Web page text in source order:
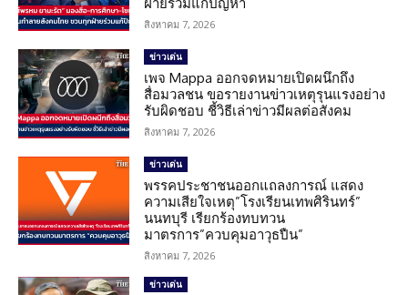
สิงหาคม 7, 2026
ข่าวเด่น
เพจ Mappa ออกจดหมายเปิดผนึกถึง
สื่อมวลชน ขอรายงานข่าวเหตุรุนแรงอย่าง
รับผิดชอบ ชี้วิธีเล่าข่าวมีผลต่อสังคม
สิงหาคม 7, 2026
ข่าวเด่น
พรรคประชาชนออกแถลงการณ์ แสดง
ความเสียใจเหตุ”โรงเรียนเทพศิรินทร์”
นนทบุรี เรียกร้องทบทวน
มาตรการ”ควบคุมอาวุธปืน”
สิงหาคม 7, 2026
ข่าวเด่น